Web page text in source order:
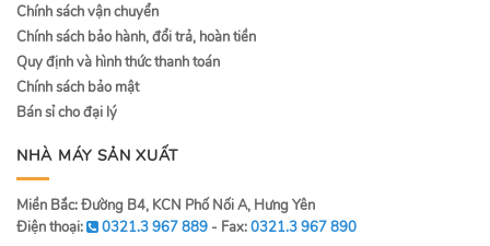
Chính sách vận chuyển
Chính sách bảo hành, đổi trả, hoàn tiền
Quy định và hình thức thanh toán
Chính sách bảo mật
Bán sỉ cho đại lý
NHÀ MÁY SẢN XUẤT
Miền Bắc: Đường B4, KCN Phố Nối A, Hưng Yên
Điện thoại:
0321.3 967 889 - Fax:0321.3 967 890